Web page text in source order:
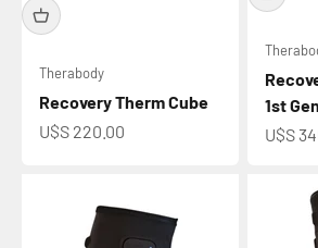
Therabody
Recovery Therm Cube
Precio de oferta
U$S 220.00
1st Gen
Precio
U$S